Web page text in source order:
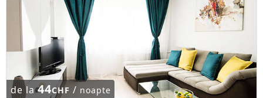
de la44CHF / noapte